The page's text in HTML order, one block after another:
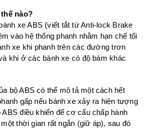
nào?
xe ABS (viết tắt từ Anti-lock Brake
vào hệ thống phanh nhằm hạn chế tối
xe khi phanh trên các đường trơn
khi ở các bánh xe có độ bám khác
bộ ABS có thể mô tả một cách hết
gấp nếu bánh xe xảy ra hiện tượng
điều khiển để cơ cấu chấp hành
thời gian rất ngắn (giữ áp), sau đó